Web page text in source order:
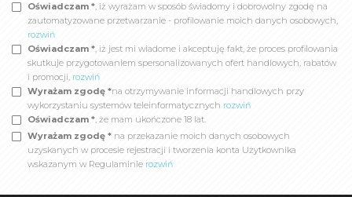
Oświadczam *, iż wyrażam w sposób świadomy i dobrowolny zgodę na
zautomatyzowane przetwarzanie - profilowanie moich danych osobowych,
rozwiń
Oświadczam *, iż jest mi wiadome i akceptuję fakt, że proces profilowania
skutkuje przygotowaniem spersonalizowanych ofert handlowych, rabatów
i promocji, rozwiń
Wyrażam zgodę *na otrzymywanie informacji handlowych przy
wykorzystaniu systemów teleinformatycznych rozwiń
Oświadczam *, że mam ukończone 18 lat.
Wyrażam zgodę * na przekazanie moich danych osobowych
uzyskanych w procesie rejestracji i tworzenia konta Użytkownika
wskazanym w Regulaminie rozwiń